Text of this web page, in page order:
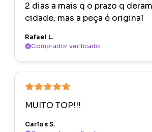
2 dias a mais q o prazo q
cidade, mas a peça é original
Rafael L.
Comprador verificado
MUITO TOP!!!
Carlos S.